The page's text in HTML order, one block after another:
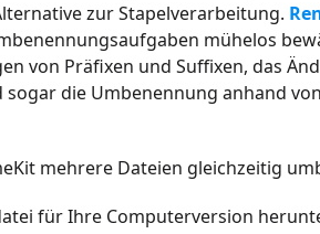
zur Stapelverarbeitung.
mühelos
von Präfixen und Suffixen, das
die Umbenennung anhand
mehrere Dateien gleichzeitig
für Ihre Computerversion